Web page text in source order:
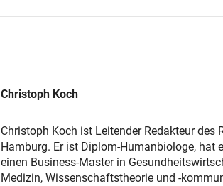
Christoph Koch
Christoph Koch ist Leitender Redakteur
Hamburg. Er ist Diplom-Humanbiologe,
einen Business-Master in
Medizin, Wissenschaftstheorie und -